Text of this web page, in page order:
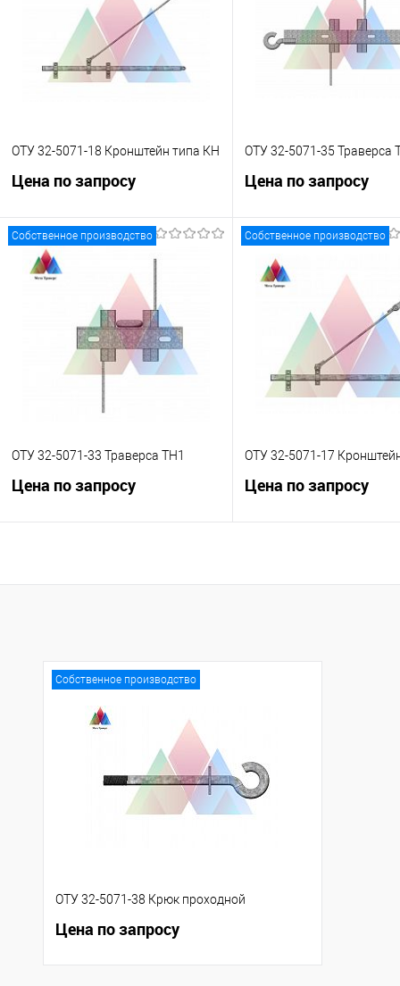
ОТУ 32-5071-18 Кронштейн типа КН
Цена по запросу
Запросить цену
К сравнению
В избранное
Под заказ
ОТУ 32-5071-35 Траверса
Цена по запросу
Запросить
Купить в 1 клик
В избранное
Под
Собственное производство
ОТУ 32-5071-33 Траверса ТН1
Цена по запросу
Собственное производство
ОТУ 32-5071-17
Цена по запросу
Собственное производство
ОТУ 32-5071-38 Крюк проходной
Цена по запросу